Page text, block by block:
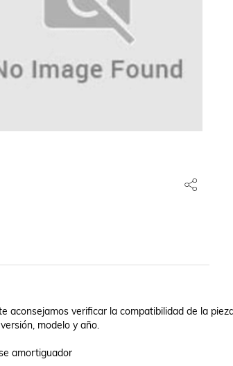
aconsejamos verificar la compatibilidad de la
modelo y año.
amortiguador